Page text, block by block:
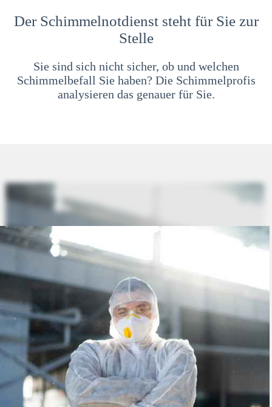
Der Schimmelnotdienst steht für Sie zur
Stelle
Sie sind sich nicht sicher, ob und welchen
Schimmelbefall Sie haben? Die Schimmelprofis
analysieren das genauer für Sie.